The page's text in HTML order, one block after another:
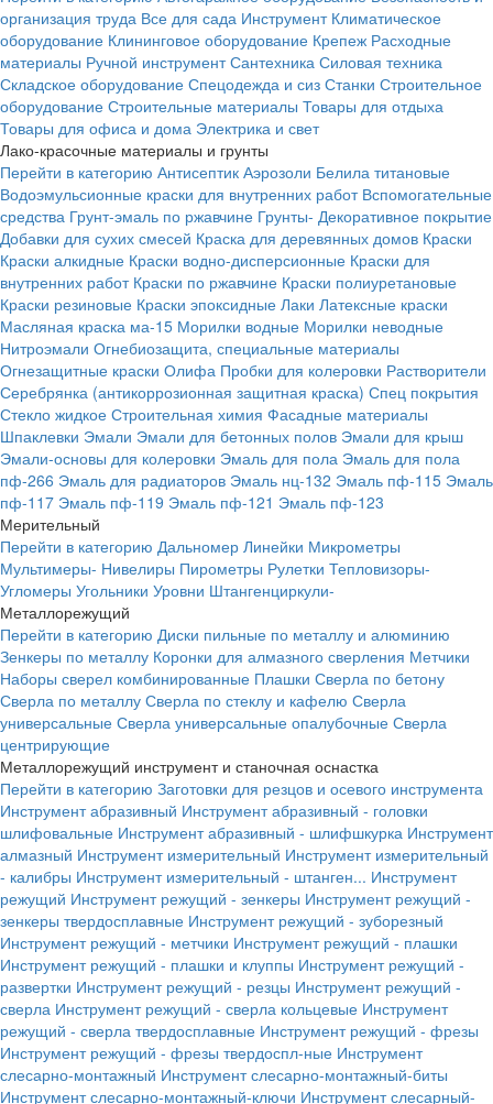
организация труда Все для сада Инструмент Климатическое
оборудование Клининговое оборудование Крепеж Расходные
материалы Ручной инструмент Сантехника Силовая техника
Складское оборудование Спецодежда и сиз Станки Строительное
оборудование Строительные материалы Товары для отдыха
Товары для офиса и дома Электрика и свет
Лако-красочные материалы и грунты
Перейти в категорию Антисептик Аэрозоли Белила титановые
Водоэмульсионные краски для внутренних работ Вспомогательные
средства Грунт-эмаль по ржавчине Грунты- Декоративное покрытие
Добавки для сухих смесей Краска для деревянных домов Краски
Краски алкидные Краски водно-дисперсионные Краски для
внутренних работ Краски по ржавчине Краски полиуретановые
Краски резиновые Краски эпоксидные Лаки Латексные краски
Масляная краска ма-15 Морилки водные Морилки неводные
Нитроэмали Огнебиозащита, специальные материалы
Огнезащитные краски Олифа Пробки для колеровки Растворители
Серебрянка (антикоррозионная защитная краска) Спец покрытия
Стекло жидкое Строительная химия Фасадные материалы
Шпаклевки Эмали Эмали для бетонных полов Эмали для крыш
Эмали-основы для колеровки Эмаль для пола Эмаль для пола
пф-266 Эмаль для радиаторов Эмаль нц-132 Эмаль пф-115 Эмаль
пф-117 Эмаль пф-119 Эмаль пф-121 Эмаль пф-123
Мерительный
Перейти в категорию Дальномер Линейки Микрометры
Мультимеры- Нивелиры Пирометры Рулетки Тепловизоры-
Угломеры Угольники Уровни Штангенциркули-
Металлорежущий
Перейти в категорию Диски пильные по металлу и алюминию
Зенкеры по металлу Коронки для алмазного сверления Метчики
Наборы сверел комбинированные Плашки Сверла по бетону
Сверла по металлу Сверла по стеклу и кафелю Сверла
универсальные Сверла универсальные опалубочные Сверла
центрирующие
Металлорежущий инструмент и станочная оснастка
Перейти в категорию Заготовки для резцов и осевого инструмента
Инструмент абразивный Инструмент абразивный - головки
шлифовальные Инструмент абразивный - шлифшкурка Инструмент
алмазный Инструмент измерительный Инструмент измерительный
- калибры Инструмент измерительный - штанген... Инструмент
режущий Инструмент режущий - зенкеры Инструмент режущий -
зенкеры твердосплавные Инструмент режущий - зуборезный
Инструмент режущий - метчики Инструмент режущий - плашки
Инструмент режущий - плашки и клуппы Инструмент режущий -
развертки Инструмент режущий - резцы Инструмент режущий -
сверла Инструмент режущий - сверла кольцевые Инструмент
режущий - сверла твердосплавные Инструмент режущий - фрезы
Инструмент режущий - фрезы твердоспл-ные Инструмент
слесарно-монтажный Инструмент слесарно-монтажный-биты
Инструмент слесарно-монтажный-ключи Инструмент слесарный-